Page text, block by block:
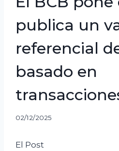
publica un
referencial
basado en
02/12/2025
El Post